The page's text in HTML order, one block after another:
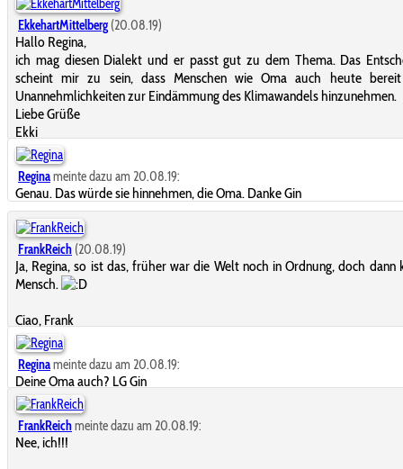
EkkehartMittelberg (20.08.19)
Hallo Regina,
ich mag diesen Dialekt und er passt gut zu dem Thema. Das
scheint mir zu sein, dass Menschen wie Oma auch heute
Unannehmlichkeiten zur Eindämmung des Klimawandels hinzunehmen.
Liebe Grüße
Ekki
Reginameinte dazu am 20.08.19:
Genau. Das würde sie hinnehmen, die Oma. Danke Gin
FrankReich (20.08.19)
Ja, Regina, so ist das, früher war die Welt noch in Ordnung, doch dann
Mensch.
Ciao, Frank
Reginameinte dazu am 20.08.19:
Deine Oma auch? LG Gin
FrankReichmeinte dazu am 20.08.19:
Nee, ich!!!